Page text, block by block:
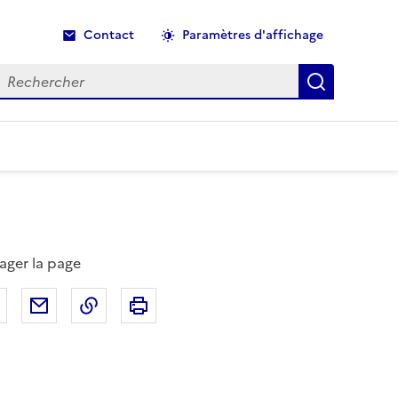
Contact Paramètres d'affichage
Recherche
la page
Partager sur Facebook
Partager par emailCopier dans le presse-papier